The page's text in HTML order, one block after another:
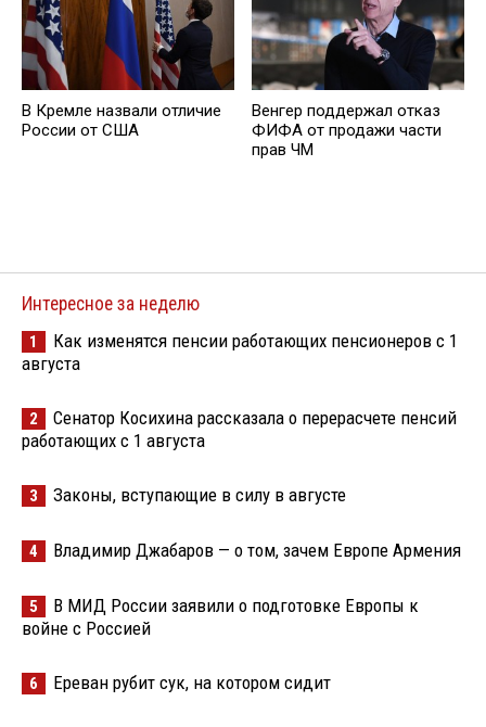
В Кремле назвали отличие
России от США
Венгер поддержал отказ
ФИФА от продажи части
прав ЧМ
Интересное за неделю
1
Как изменятся пенсии работающих пенсионеров с 1
августа
2
Сенатор Косихина рассказала о перерасчете пенсий
работающих с 1 августа
3 Законы, вступающие в силу в августе
4 Владимир Джабаров — о том, зачем Европе Армения
5
В МИД России заявили о подготовке Европы к
войне с Россией
6 Ереван рубит сук, на котором сидит